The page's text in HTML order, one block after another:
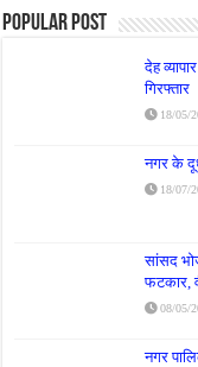
Popular Post
देह
गिरफ्तार
18/05/
नगर के
18/07/
सांसद
फटकार,
08/05/
नगर